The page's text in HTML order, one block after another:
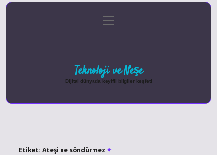
Gizlilik Politikası
menüyü
aç
Teknoloji ve Neşe
Dijital dünyada keyifli bilgiler keşfet!
Etiket: Ateşi ne söndürmez